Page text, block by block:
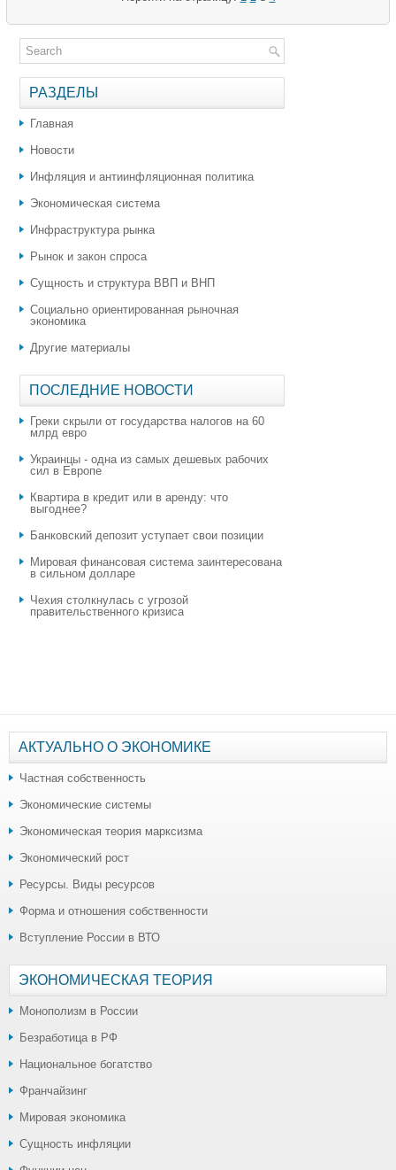
РАЗДЕЛЫ
Главная
Новости
Инфляция и антиинфляционная политика
Экономическая система
Инфраструктура рынка
Рынок и закон спроса
Сущность и структура ВВП и ВНП
Социально ориентированная рыночная
экономика
Другие материалы
ПОСЛЕДНИЕ НОВОСТИ
Греки скрыли от государства налогов на 60
млрд евро
Украинцы - одна из самых дешевых рабочих
сил в Европе
Квартира в кредит или в аренду: что
выгоднее?
​Банковский депозит уступает свои позиции
Мировая финансовая система заинтересована
в сильном долларе
Чехия столкнулась с угрозой
правительственного кризиса
АКТУАЛЬНО О ЭКОНОМИКЕ
Частная собственность
Экономические системы
Экономическая теория марксизма
Экономический рост
Ресурсы. Виды ресурсов
Форма и отношения собственности
Вступление России в ВТО
ЭКОНОМИЧЕСКАЯ ТЕОРИЯ
Монополизм в России
Безработица в РФ
Национальное богатство
Франчайзинг
Мировая экономика
Сущность инфляции